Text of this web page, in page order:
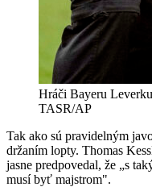
Hráči Bayeru
TASR/AP
Tak ako sú pravidelným
držaním lopty. Thomas
jasne predpovedal, že „s
musí byť majstrom".